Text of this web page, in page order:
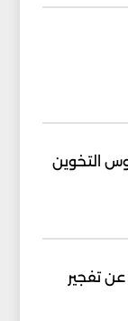
التخوين
تفجير